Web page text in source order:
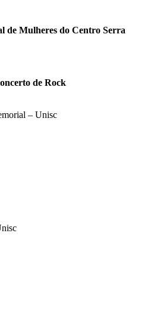
de Mulheres do Centro Serra
de Rock
– Unisc